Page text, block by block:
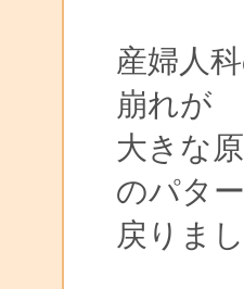
産婦人
崩れが
大きな
のパタ
戻りま